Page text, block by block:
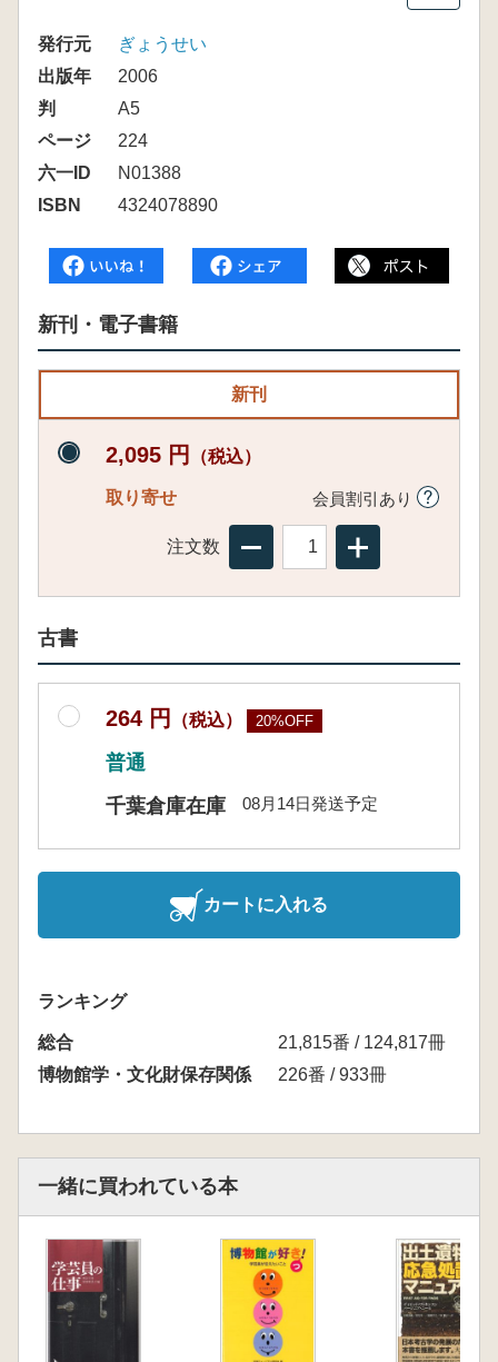
発行元
ぎょうせい
出版年
2006
判
A5
ページ
224
六一ID
N01388
ISBN
4324078890
新刊・電子書籍
新刊
2,095 円 （税込）
取り寄せ 会員割引あり
注文数
古書
264 円 （税込） 20%OFF
普通
千葉倉庫在庫
08月14日発送予定
カートに入れる
ランキング
総合
21,815番 / 124,817冊
博物館学・文化財保存関係
226番 / 933冊
一緒に買われている本